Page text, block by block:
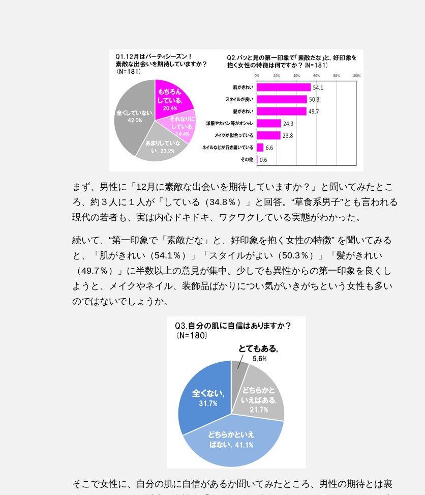
まず、男性に「12月に素敵な出会いを期待していますか？」と聞いてみたとこ
ろ、約３人に１人が「している（34.8％）」と回答。“草食系男子”とも言われる
現代の若者も、実は内心ドキドキ、ワクワクしている実態がわかった。
続いて、“第一印象で「素敵だな」と、好印象を抱く女性の特徴” を聞いてみる
と、「肌がきれい（54.1％）」「スタイルがよい（50.3％）」「髪がきれい
（49.7％）」に半数以上の意見が集中。少しでも異性からの第一印象を良くし
ようと、メイクやネイル、装飾品ばかりについ気がいきがちという女性も多い
のではないでしょうか。
そこで女性に、自分の肌に自信があるか聞いてみたところ、男性の期待とは裏